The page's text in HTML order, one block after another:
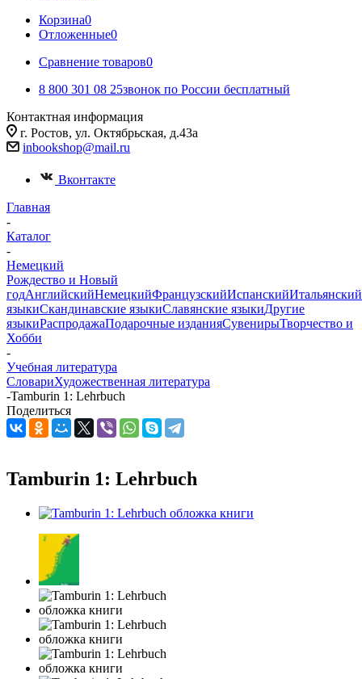
Корзина0
Отложенные0
Сравнение товаров0
8 800 301 08 25звонок по России бесплатный
Контактная информация
г. Ростов, ул. Октябрьская, д.43а
inbookshop@mail.ru
Вконтакте
Главная
-
Каталог
-
Немецкий
Рождество и Новый
годАнглийскийНемецкийФранцузскийИспанскийИтальянский
языкиСкандинавские языкиСлавянские языкиДругие
языкиРаспродажаПодарочные изданияСувенирыТворчество и
Хобби
-
Учебная литература
СловариХудожественная литература
-Tamburin 1: Lehrbuch
Поделиться
Tamburin 1: Lehrbuch